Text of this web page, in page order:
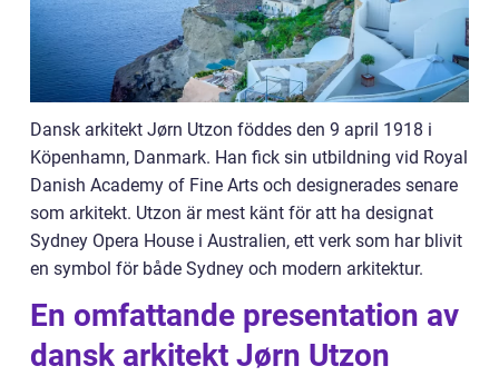
Dansk arkitekt Jørn Utzon föddes den 9 april 1918 i
Köpenhamn, Danmark. Han fick sin utbildning vid Royal
Danish Academy of Fine Arts och designerades senare
som arkitekt. Utzon är mest känt för att ha designat
Sydney Opera House i Australien, ett verk som har blivit
en symbol för både Sydney och modern arkitektur.
En omfattande presentation av
dansk arkitekt Jørn Utzon